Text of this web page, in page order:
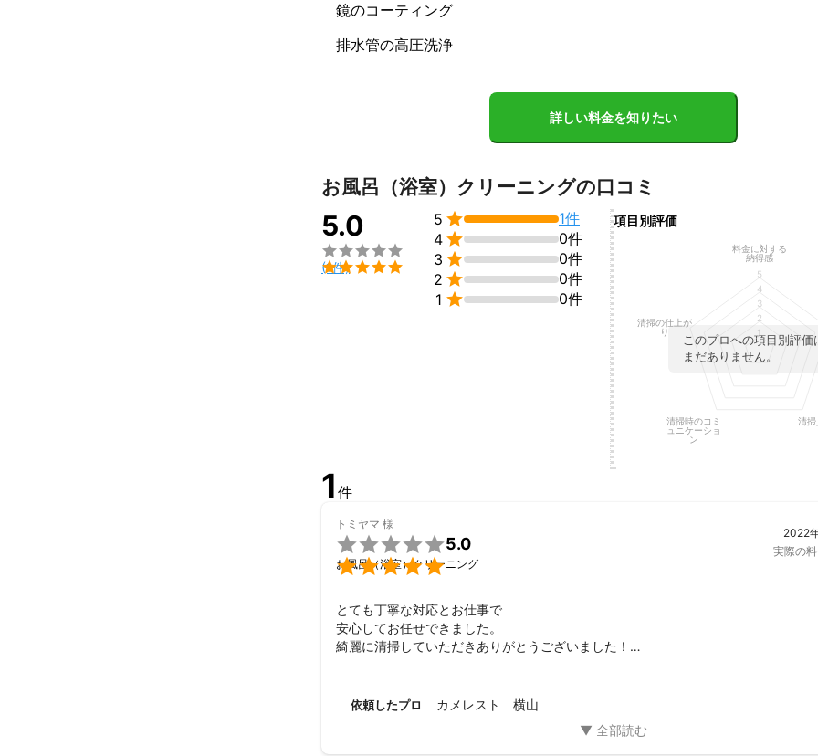
鏡のコーティング
排水管の高圧洗浄
詳しい料金を知りたい
お風呂（浴室）クリーニングの口コミ
5.0


(1件)
5 
1件
4 
0件
3 
0件
2 
0件
1  0件
項目別評価
このプロへの項目別評価
まだありません。
料金に対する
納得感
清掃
清掃時のコミ
ュニケーショ
ン
清掃の仕上が
り
1
2
3
4
5
1 件
トミヤマ 様


5.0
お風呂（浴室）クリーニング
2022
実際の
とても丁寧な対応とお仕事で
安心してお任せできました。
綺麗に清掃していただきありがとうございました！
依頼したプロ カメレスト 横山